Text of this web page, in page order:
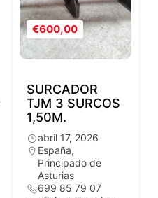
€600,00
SURCADOR
TJM 3 SURCOS
1,50M.
abril 17, 2026
España,
Principado de
Asturias
699 85 79 07